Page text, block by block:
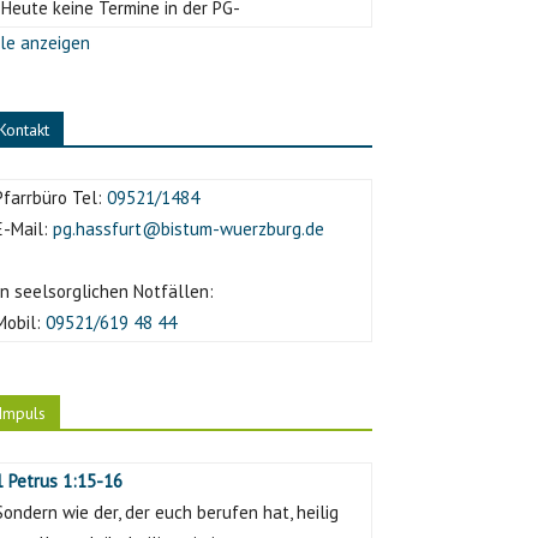
keine Termine in der PG-
anzeigen
Tel: 09521/1484
Mail: pg.hassfurt@bistum-wuerzburg.de
seelsorglichen Notfällen:
09521/619 48 44
Petrus 1:15-16
wie der, der euch berufen hat, heilig